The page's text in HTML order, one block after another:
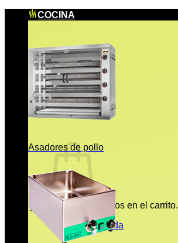
No hay productos en el carrito.
Volver a la tienda
COCINA
Asadores de pollo